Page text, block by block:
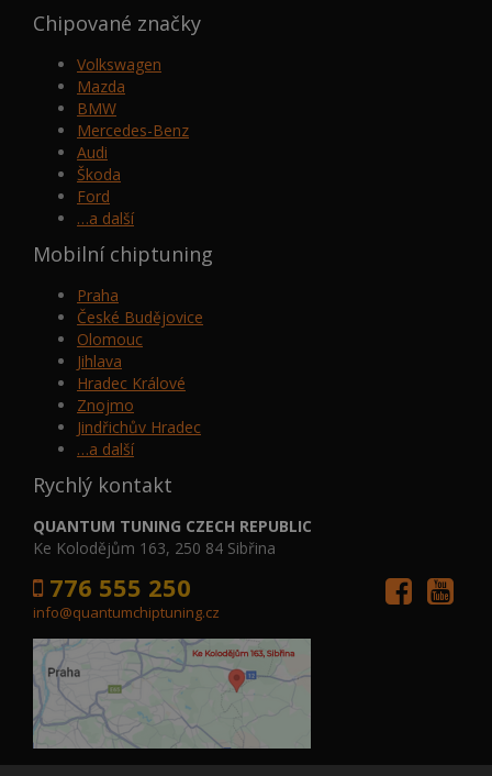
Chipované značky
Volkswagen
Mazda
BMW
Mercedes-Benz
Audi
Škoda
Ford
…a další
Mobilní chiptuning
Praha
České Budějovice
Olomouc
Jihlava
Hradec Králové
Znojmo
Jindřichův Hradec
…a další
Rychlý kontakt
QUANTUM TUNING CZECH REPUBLIC
Ke Kolodějům 163, 250 84 Sibřina
776 555 250
info@quantumchiptuning.cz